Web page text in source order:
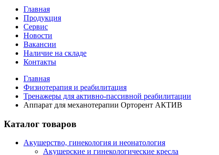
Главная
Продукция
Сервис
Новости
Вакансии
Наличие на складе
Контакты
Главная
Физиотерапия и реабилитация
Тренажеры для активно-пассивной реабилитации
Аппарат для механотерапии Орторент АКТИВ
Каталог товаров
Акушерство, гинекология и неонатология
Акушерские и гинекологические креслa